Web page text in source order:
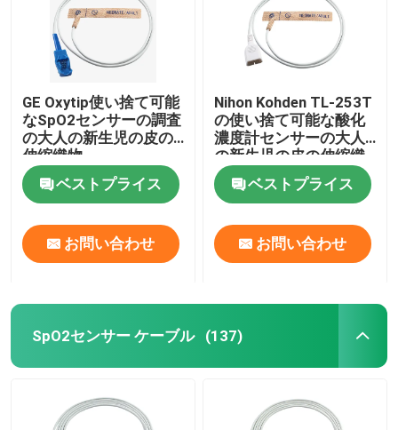
GE Oxytip使い捨て可能
なSpO2センサーの調査
の大人の新生児の皮の
伸縮織物
ベストプライス
お問い合わせ
Nihon Kohden TL-253T
の使い捨て可能な酸化
濃度計センサーの大人
の新生児の皮の伸縮織
物
ベストプライス
お問い合わせ
SpO2センサー ケーブル (137)